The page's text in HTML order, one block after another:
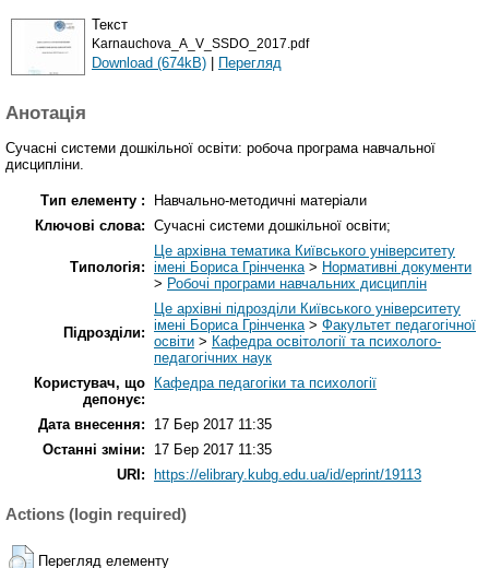
Текст
Karnauchova_A_V_SSDO_2017.pdf
Download (674kB) | Перегляд
Анотація
Сучасні системи дошкільної освіти: робоча програма навчальної
дисципліни.
Тип елементу :
Навчально-методичні матеріали
Ключові слова: Сучасні системи дошкільної освіти;
Типологія:
Це архівна тематика Київського університету
імені Бориса Грінченка> Нормативні документи
> Робочі програми навчальних дисциплін
Підрозділи:
Це архівні підрозділи Київського університету
імені Бориса Грінченка> Факультет педагогічної
освіти > Кафедра освітології та психолого-
педагогічних наук
Користувач, що
депонує:
Кафедра педагогіки та психології
Дата внесення:
17 Бер 2017 11:35
Останні зміни:
17 Бер 2017 11:35
URI:
https://elibrary.kubg.edu.ua/id/eprint/19113
Actions (login required)
Перегляд елементу